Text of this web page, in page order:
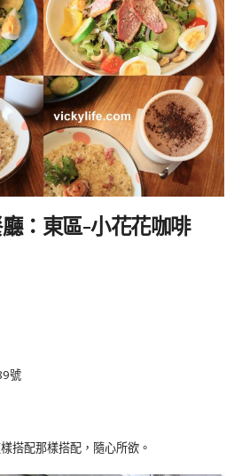
：東區-小花花咖啡
號
搭配那樣搭配，隨心所欲。